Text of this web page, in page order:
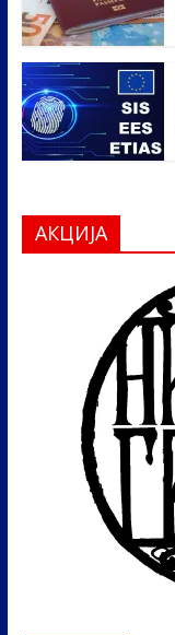
АКЦИЈА